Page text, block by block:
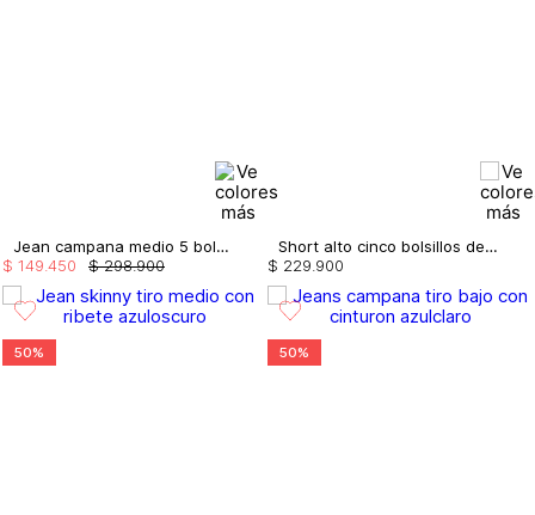
Jean campana medio 5 bolsillos borla
$ 298.900
$ 149 450
Short alto cinco bolsillos destroyed
$ 229 900
50% 50%